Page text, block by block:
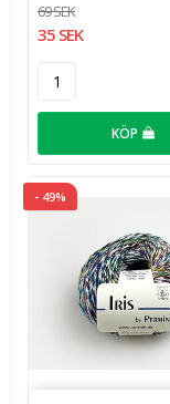
69 SEK
35 SEK
KÖP
- 49%